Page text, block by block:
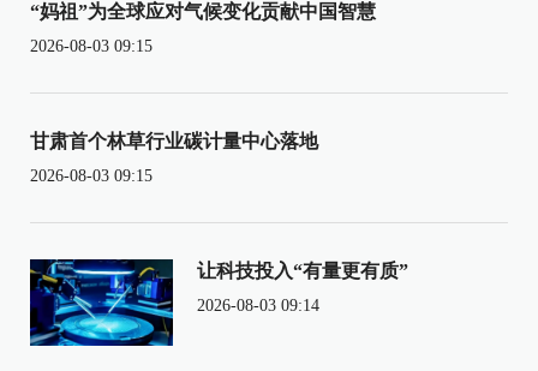
“妈祖”为全球应对气候变化贡献中国智慧
2026-08-03 09:15
甘肃首个林草行业碳计量中心落地
2026-08-03 09:15
让科技投入“有量更有质”
2026-08-03 09:14